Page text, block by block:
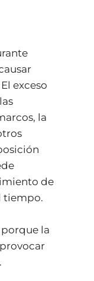
exceso
la
de
tiempo.
la